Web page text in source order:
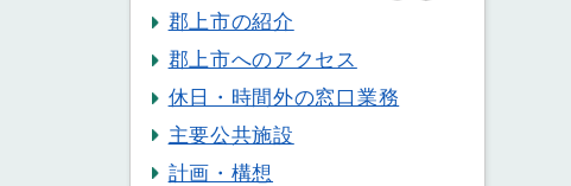
郡上市の紹介
郡上市へのアクセス
休日・時間外の窓口業務
主要公共施設
計画・構想